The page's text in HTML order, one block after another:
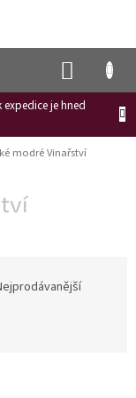
je hned
modré Vinařství